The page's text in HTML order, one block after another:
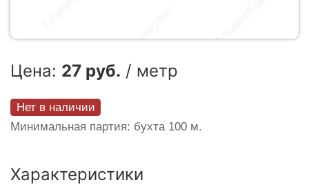
Цена: 27 руб. / метр
Нет в наличии
Минимальная партия: бухта 100 м.
Характеристики